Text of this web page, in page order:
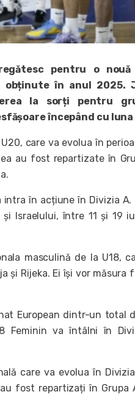
pentru o nouă
obținute în anul 2025.
la sorți pentru
începând cu
care va evolua în
au fost repartizate în
intra în acțiune în Divizia A.
Israelului, între 11 și 19
masculină de la U18,
și Rijeka. Ei își vor măsura
European dintr-un total
Feminin va întâlni în
care va evolua în
au fost repartizați în Grupa